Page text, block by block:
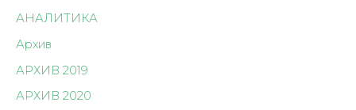
АНАЛИТИКА
Архив
АРХИВ 2019
АРХИВ 2020